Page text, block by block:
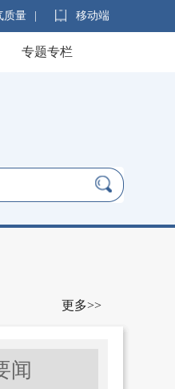
质量 移动端
专题专栏
更多>>
闻